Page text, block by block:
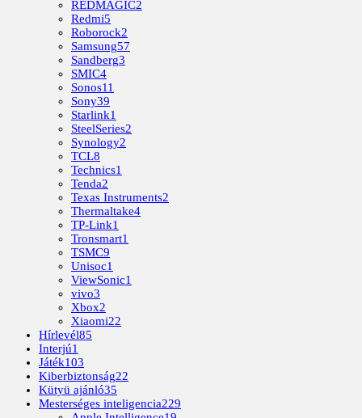
REDMAGIC2
Redmi5
Roborock2
Samsung57
Sandberg3
SMIC4
Sonos11
Sony39
Starlink1
SteelSeries2
Synology2
TCL8
Technics1
Tenda2
Texas Instruments2
Thermaltake4
TP-Link1
Tronsmart1
TSMC9
Unisoc1
ViewSonic1
vivo3
Xbox2
Xiaomi22
Hírlevél85
Interjú1
Játék103
Kiberbiztonság22
Kütyü ajánló35
Mesterséges inteligencia229